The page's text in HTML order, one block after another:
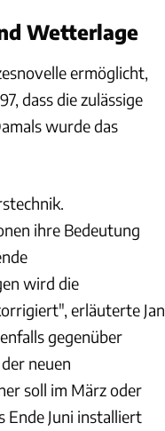
Wetterlage
ermöglicht,
dass die zulässige
wurde das
ihre Bedeutung
wird die
erläuterte Jan
gegenüber
neuen
soll im März oder
Ende Juni installiert